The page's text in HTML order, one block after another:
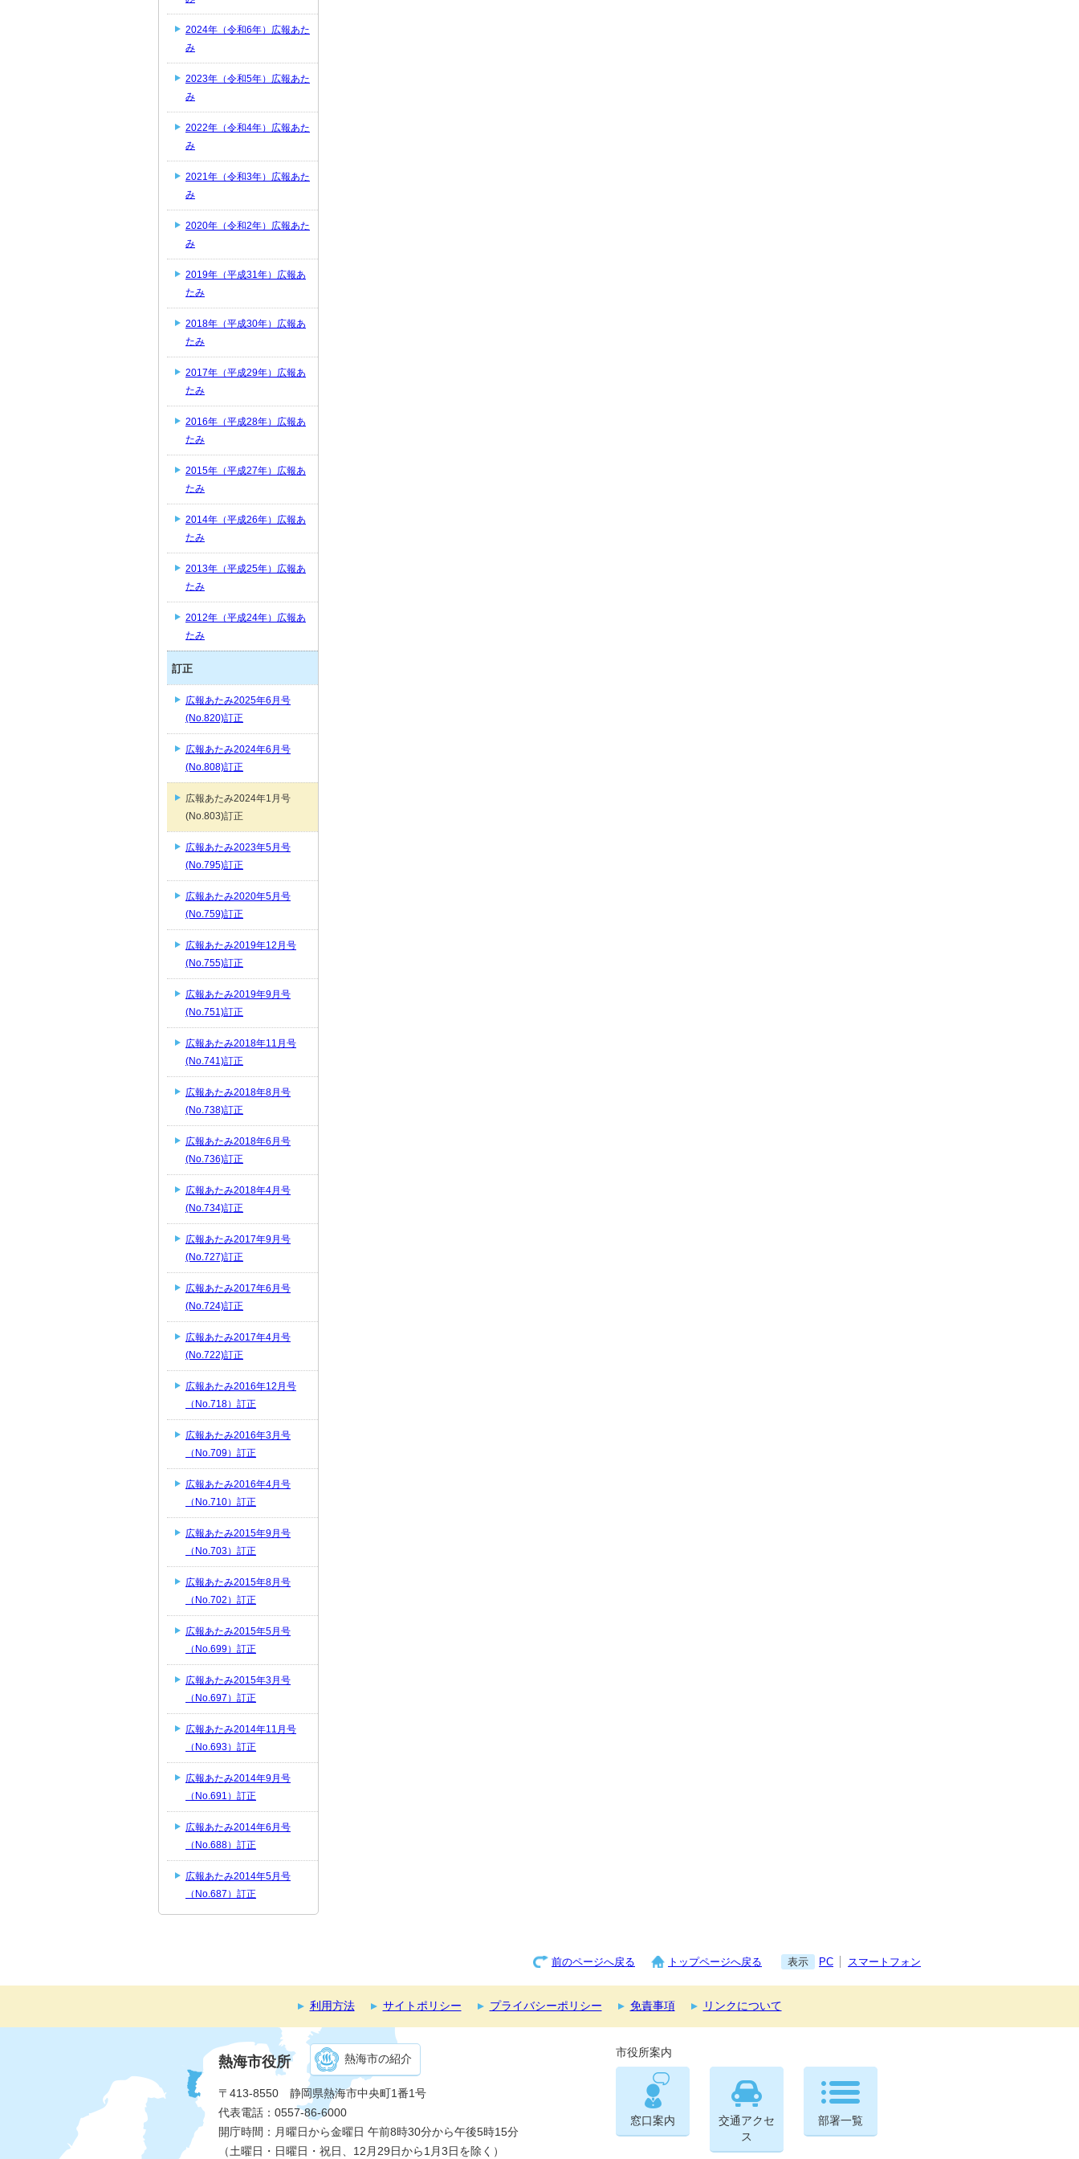
2024年（令和6年）広報あた
み
2023年（令和5年）広報あた
み
2022年（令和4年）広報あた
み
2021年（令和3年）広報あた
み
2020年（令和2年）広報あた
み
2019年（平成31年）広報あ
たみ
2018年（平成30年）広報あ
たみ
2017年（平成29年）広報あ
たみ
2016年（平成28年）広報あ
たみ
2015年（平成27年）広報あ
たみ
2014年（平成26年）広報あ
たみ
2013年（平成25年）広報あ
たみ
2012年（平成24年）広報あ
たみ
訂正
広報あたみ2025年6月号
(No.820)訂正
広報あたみ2024年6月号
(No.808)訂正
広報あたみ2024年1月号
(No.803)訂正
広報あたみ2023年5月号
(No.795)訂正
広報あたみ2020年5月号
(No.759)訂正
広報あたみ2019年12月号
(No.755)訂正
広報あたみ2019年9月号
(No.751)訂正
広報あたみ2018年11月号
(No.741)訂正
広報あたみ2018年8月号
(No.738)訂正
広報あたみ2018年6月号
(No.736)訂正
広報あたみ2018年4月号
(No.734)訂正
広報あたみ2017年9月号
(No.727)訂正
広報あたみ2017年6月号
(No.724)訂正
広報あたみ2017年4月号
(No.722)訂正
広報あたみ2016年12月号
（No.718）訂正
広報あたみ2016年3月号
（No.709）訂正
広報あたみ2016年4月号
（No.710）訂正
広報あたみ2015年9月号
（No.703）訂正
広報あたみ2015年8月号
（No.702）訂正
広報あたみ2015年5月号
（No.699）訂正
広報あたみ2015年3月号
（No.697）訂正
広報あたみ2014年11月号
（No.693）訂正
広報あたみ2014年9月号
（No.691）訂正
広報あたみ2014年6月号
（No.688）訂正
広報あたみ2014年5月号
（No.687）訂正
前のページへ戻る トップページへ戻る 表示 PC スマートフォン
利用方法 サイトポリシー プライバシーポリシー 免責事項 リンクについて
市役所案内
窓口案内
交通アクセ
ス
部署一覧
熱海市役所 熱海市の紹介
〒413-8550 静岡県熱海市中央町1番1号
代表電話：0557-86-6000
開庁時間：月曜日から金曜日 午前8時30分から午後5時15分
（土曜日・日曜日・祝日、12月29日から1月3日を除く）